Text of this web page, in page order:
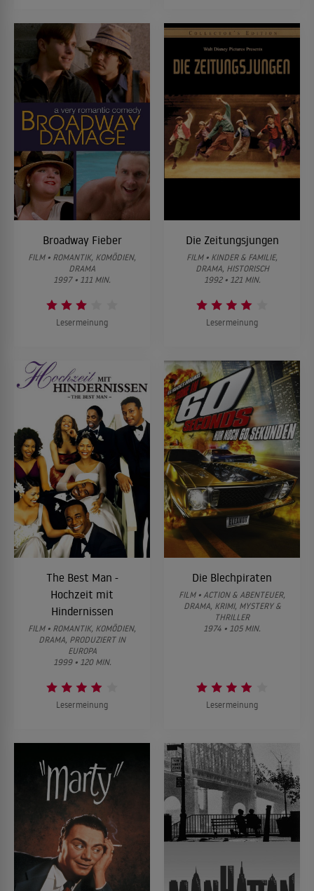
Broadway Fieber
FILM • ROMANTIK, KOMÖDIEN,
DRAMA
1997 • 111 MIN.
Lesermeinung
Die Zeitungsjungen
FILM • KINDER & FAMILIE,
DRAMA, HISTORISCH
1992 • 121 MIN.
Lesermeinung
The Best Man -
Hochzeit mit
Hindernissen
FILM • ROMANTIK, KOMÖDIEN,
DRAMA, PRODUZIERT IN
EUROPA
1999 • 120 MIN.
Lesermeinung
Die Blechpiraten
FILM • ACTION & ABENTEUER,
DRAMA, KRIMI, MYSTERY &
THRILLER
1974 • 105 MIN.
Lesermeinung